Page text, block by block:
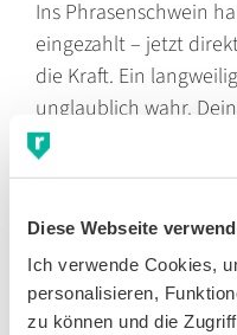
Diese Webseite
Ich verwende Cookies,
personalisieren,
zu können und die
Ins Phrasenschwein
eingezahlt – jetzt
die Kraft. Ein
unglaublich wahr.
vom Training und der
Betrachte einen
verarbeitet die letzten
findest du ein
Regeneration , das